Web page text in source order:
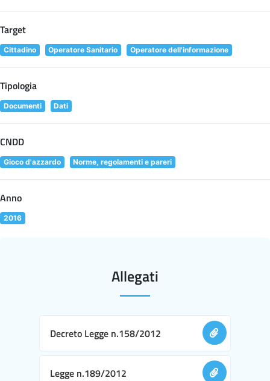
Target
Cittadino Operatore Sanitario Operatore dell'informazione
Tipologia
Documenti Dati
CNDD
Gioco d'azzardo Norme, regolamenti e pareri
Anno
2016
Allegati
Decreto Legge n.158/2012
Legge n.189/2012